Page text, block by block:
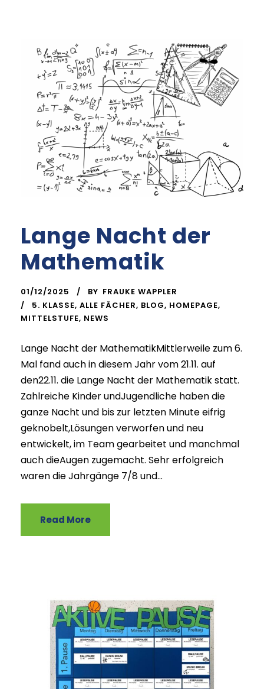
Lange Nacht der
Mathematik
01/12/2025 BY FRAUKE WAPPLER
5. KLASSE, ALLE FÄCHER, BLOG, HOMEPAGE,
MITTELSTUFE, NEWS
Lange Nacht der MathematikMittlerweile zum 6.
Mal fand auch in diesem Jahr vom 21.11. auf
den22.11. die Lange Nacht der Mathematik statt.
Zahlreiche Kinder undJugendliche haben die
ganze Nacht und bis zur letzten Minute eifrig
geknobelt,Lösungen verworfen und neu
entwickelt, im Team gearbeitet und manchmal
auch dieAugen zugemacht. Sehr erfolgreich
waren die Jahrgänge 7/8 und...
Read More